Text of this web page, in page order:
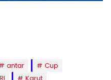
antar
Cup